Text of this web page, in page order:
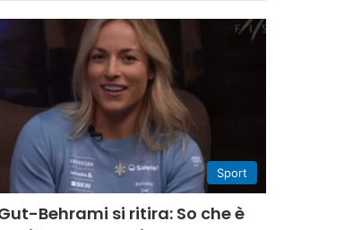
Sport
Behrami si ritira: So che è